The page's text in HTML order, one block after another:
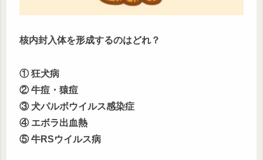
核内封入体を形成するのはどれ？
① 狂犬病
② 牛痘・猿痘
③ 犬パルボウイルス感染症
④ エボラ出血熱
⑤ 牛RSウイルス病